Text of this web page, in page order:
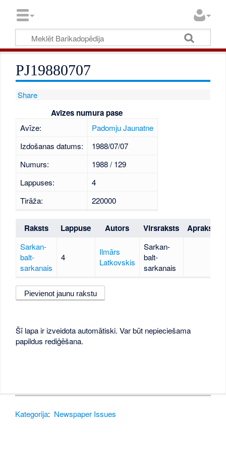
PJ19880707
Share
Avīzes numura pase
Avīze:
Padomju Jaunatne
Izdošanas datums:
1988/07/07
Numurs:
1988 / 129
Lappuses:
4
Tirāža:
220000
Raksts Lappuse Autors Virsraksts Apraksts
Sarkan-
balt-
sarkanais
4
Ilmārs
Latkovskis
Sarkan-
balt-
sarkanais
Pievienot jaunu rakstu
Šī lapa ir izveidota automātiski. Var būt nepieciešama
papildus rediģēšana.
Kategorija: Newspaper Issues